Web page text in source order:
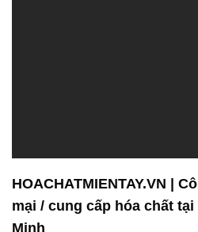
HOACHATMIENTAY.VN |
mại / cung cấp hóa chất
Minh